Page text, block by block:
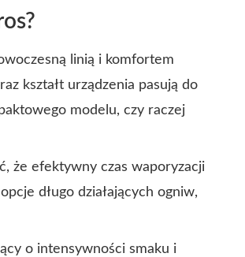
linią i komfortem
kształt urządzenia pasują do
modelu, czy raczej
że efektywny czas waporyzacji
długo działających ogniw,
o intensywności smaku i